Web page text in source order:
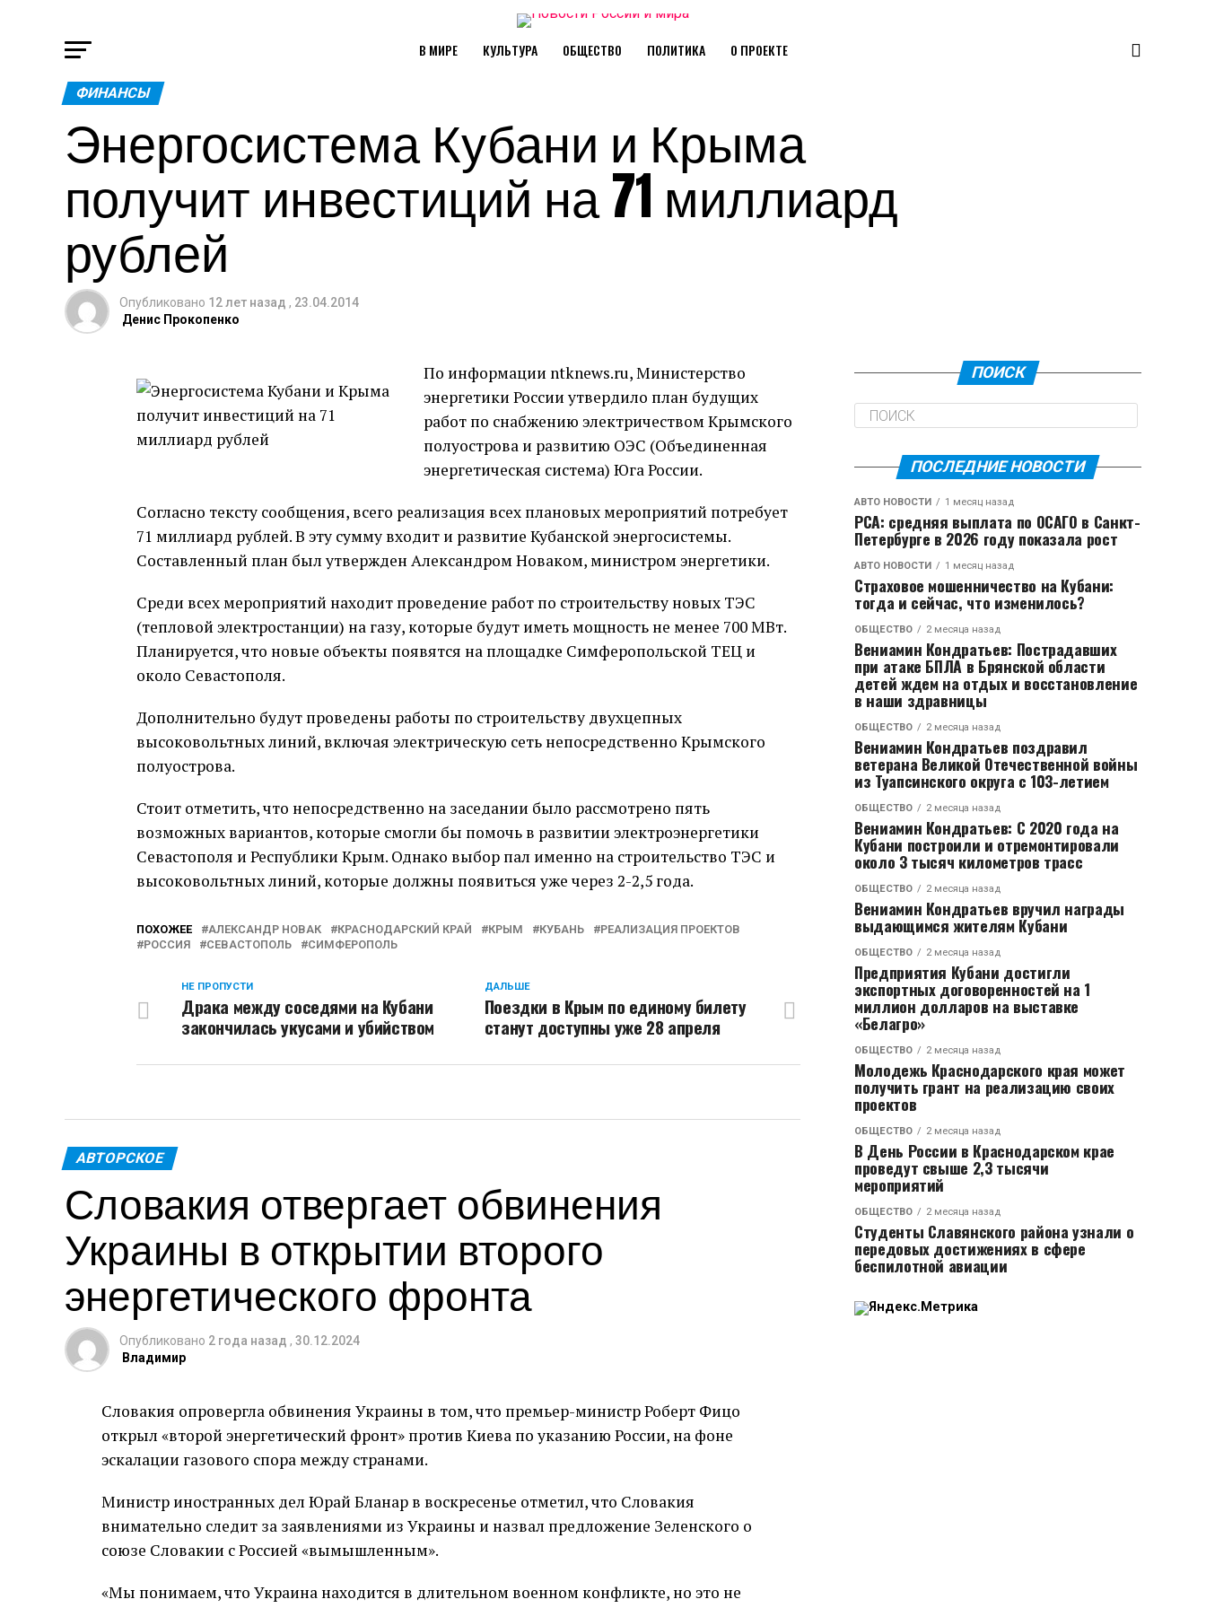
В МИРЕ КУЛЬТУРА ОБЩЕСТВО ПОЛИТИКА О ПРОЕКТЕ
ФИНАНСЫ
Энергосистема Кубани и Крыма
получит инвестиций на 71 миллиард
рублей
Опубликовано 12 лет назад , 23.04.2014
Денис Прокопенко
По информации ntknews.ru, Министерство
энергетики России утвердило план будущих
работ по снабжению электричеством Крымского
полуострова и развитию ОЭС (Объединенная
энергетическая система) Юга России.
Согласно тексту сообщения, всего реализация всех плановых мероприятий потребует
71 миллиард рублей. В эту сумму входит и развитие Кубанской энергосистемы.
Составленный план был утвержден Александром Новаком, министром энергетики.
Среди всех мероприятий находит проведение работ по строительству новых ТЭС
(тепловой электростанции) на газу, которые будут иметь мощность не менее 700 МВт.
Планируется, что новые объекты появятся на площадке Симферопольской ТЕЦ и
около Севастополя.
Дополнительно будут проведены работы по строительству двухцепных
высоковольтных линий, включая электрическую сеть непосредственно Крымского
полуострова.
Стоит отметить, что непосредственно на заседании было рассмотрено пять
возможных вариантов, которые смогли бы помочь в развитии электроэнергетики
Севастополя и Республики Крым. Однако выбор пал именно на строительство ТЭС и
высоковольтных линий, которые должны появиться уже через 2-2,5 года.
ПОХОЖЕЕ АЛЕКСАНДР НОВАК КРАСНОДАРСКИЙ КРАЙ КРЫМ КУБАНЬ
РЕАЛИЗАЦИЯ ПРОЕКТОВ
РОССИЯ
СЕВАСТОПОЛЬ СИМФЕРОПОЛЬ
ДАЛЬШЕ
Поездки в Крым по единому билету
станут доступны уже 28 апреля
НЕ ПРОПУСТИ
Драка между соседями на Кубани
закончилась укусами и убийством
АВТОРСКОЕ
Словакия отвергает обвинения
Украины в открытии второго
энергетического фронта
Опубликовано 2 года назад , 30.12.2024
Владимир
Словакия опровергла обвинения Украины в том, что премьер-министр Роберт Фицо
открыл «второй энергетический фронт» против Киева по указанию России, на фоне
эскалации газового спора между странами.
Министр иностранных дел Юрай Бланар в воскресенье отметил, что Словакия
внимательно следит за заявлениями из Украины и назвал предложение Зеленского о
союзе Словакии с Россией «вымышленным».
«Мы понимаем, что Украина находится в длительном военном конфликте, но это не
ПОИСК
ПОСЛЕДНИЕ НОВОСТИ
АВТО НОВОСТИ 1 месяц назад
РСА: средняя выплата по ОСАГО в Санкт-
Петербурге в 2026 году показала рост
АВТО НОВОСТИ 1 месяц назад
Страховое мошенничество на Кубани:
тогда и сейчас, что изменилось?
ОБЩЕСТВО 2 месяца назад
Вениамин Кондратьев: Пострадавших
при атаке БПЛА в Брянской области
детей ждем на отдых и восстановление
в наши здравницы
ОБЩЕСТВО 2 месяца назад
Вениамин Кондратьев поздравил
ветерана Великой Отечественной войны
из Туапсинского округа с 103-летием
ОБЩЕСТВО 2 месяца назад
Вениамин Кондратьев: С 2020 года на
Кубани построили и отремонтировали
около 3 тысяч километров трасс
ОБЩЕСТВО 2 месяца назад
Вениамин Кондратьев вручил награды
выдающимся жителям Кубани
ОБЩЕСТВО 2 месяца назад
Предприятия Кубани достигли
экспортных договоренностей на 1
миллион долларов на выставке
«Белагро»
ОБЩЕСТВО 2 месяца назад
Молодежь Краснодарского края может
получить грант на реализацию своих
проектов
ОБЩЕСТВО 2 месяца назад
В День России в Краснодарском крае
проведут свыше 2,3 тысячи
мероприятий
ОБЩЕСТВО 2 месяца назад
Студенты Славянского района узнали о
передовых достижениях в сфере
беспилотной авиации